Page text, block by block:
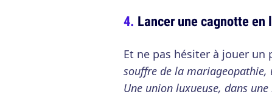
Lancer une cagnotte en
Et ne pas hésiter à jouer
souffre de la
Une union luxueuse, dans